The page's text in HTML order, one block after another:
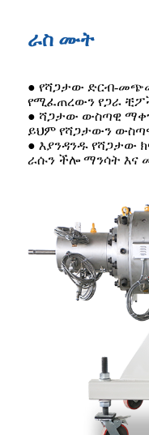
ራስ ሙት
● የሻጋታው ድርብ-
የሚፈጠረውን የጋራ
● ሻጋታው ውስጣዊ
ይህም የሻጋታውን
● እያንዳንዱ የሻጋታው
ራሱን ችሎ ማንሳት እና